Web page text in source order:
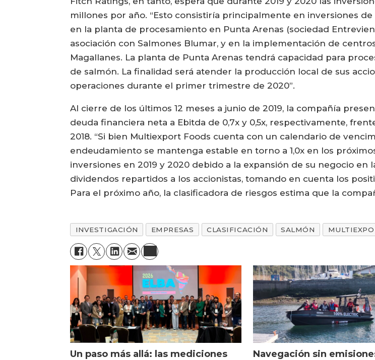
millones por año. “Esto consistiría principalmente en inversiones
en la planta de procesamiento en Punta Arenas (sociedad
asociación con Salmones Blumar, y en la implementación de
Magallanes. La planta de Punta Arenas tendrá capacidad para
de salmón. La finalidad será atender la producción local de sus
operaciones durante el primer trimestre de 2020”.
Al cierre de los últimos 12 meses a junio de 2019, la compañía
deuda financiera neta a Ebitda de 0,7x y 0,5x, respectivamente,
2018. “Si bien Multiexport Foods cuenta con un calendario de
endeudamiento se mantenga estable en torno a 1,0x en los
inversiones en 2019 y 2020 debido a la expansión de su negocio
dividendos repartidos a los accionistas, tomando en cuenta los
Para el próximo año, la clasificadora de riesgos estima que la
INVESTIGACIÓN EMPRESAS CLASIFICACIÓN SALMÓN
Un paso más allá: las mediciones
Navegación sin